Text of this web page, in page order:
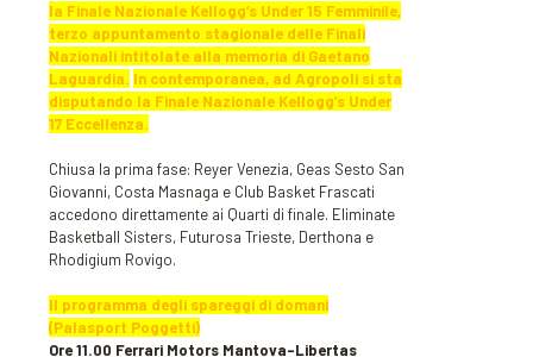
la Finale Nazionale Kellogg’s Under 15 Femminile,
terzo appuntamento stagionale delle Finali
Nazionali intitolate alla memoria di Gaetano
Laguardia. In contemporanea, ad Agropoli si sta
disputando la Finale Nazionale Kellogg’s Under
17 Eccellenza.
Chiusa la prima fase: Reyer Venezia, Geas Sesto San
Giovanni, Costa Masnaga e Club Basket Frascati
accedono direttamente ai Quarti di finale. Eliminate
Basketball Sisters, Futurosa Trieste, Derthona e
Rhodigium Rovigo.
Il programma degli spareggi di domani
(Palasport Poggetti)
Ore 11.00 Ferrari Motors Mantova-Libertas